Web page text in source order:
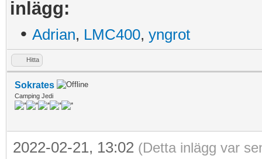
inlägg:
• Adrian, LMC400, yngrot
Hitta
Sokrates
Camping Jedi
2022-02-21, 13:02 (Detta inlägg var